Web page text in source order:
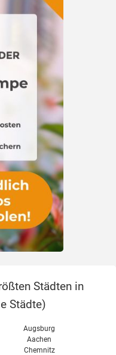
Städten in
Städte)
Augsburg
Aachen
Chemnitz